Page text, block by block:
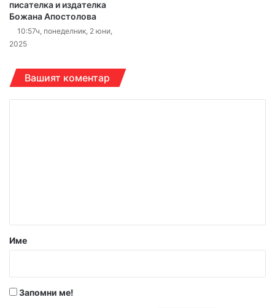
писателка и издателка
Божана Апостолова
10:57ч, понеделник, 2 юни,
2025
Вашият коментар
р
Име
Запомни ме!